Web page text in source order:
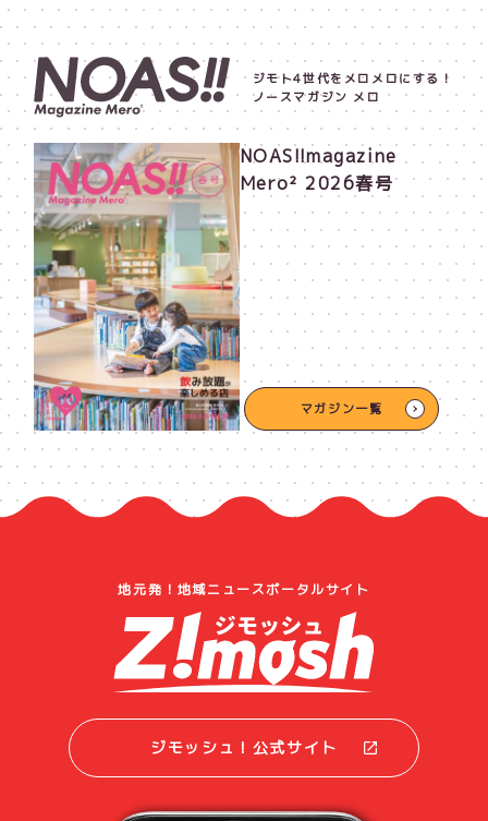
ジモト4世代をメロメロにする！
ノースマガジン メロ
NOAS!!magazine
Mero² 2026春号
マガジン一覧
地元発！地域ニュースポータルサイト
ジモッシュ！公式サイト